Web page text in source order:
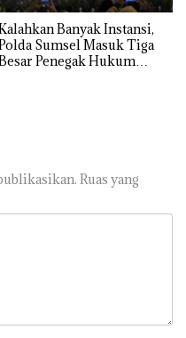
Banyak Instansi,
Sumsel Masuk Tiga
Penegak Hukum
Ruas yang